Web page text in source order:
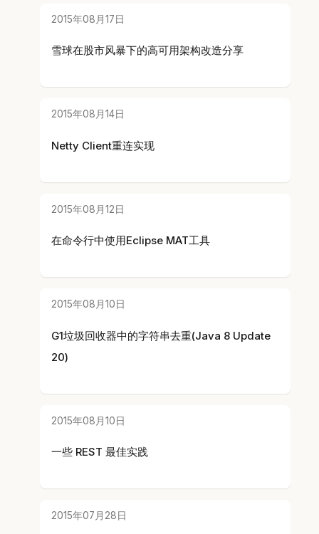
2015年08月17日
雪球在股市风暴下的高可用架构改造分享
2015年08月14日
Netty Client重连实现
2015年08月12日
在命令行中使用Eclipse MAT工具
2015年08月10日
G1垃圾回收器中的字符串去重(Java 8 Update
20)
2015年08月10日
一些 REST 最佳实践
2015年07月28日